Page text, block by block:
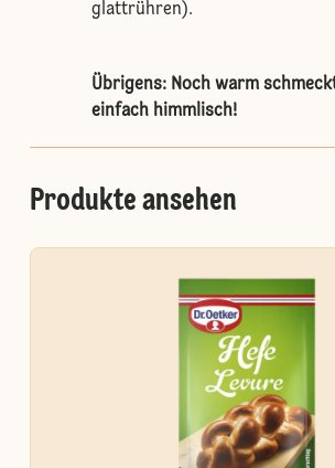
glattrühren).
Übrigens: Noch warm
einfach himmlisch!
Produkte ansehen